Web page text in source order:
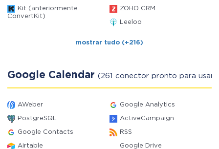
Kit (anteriormente
ConvertKit)
ZOHO CRM
Leeloo
mostrar tudo (+216)
Google Calendar (261 conector pronto para usar)
AWeber Google Analytics
PostgreSQL ActiveCampaign
Google Contacts RSS
Airtable Google Drive